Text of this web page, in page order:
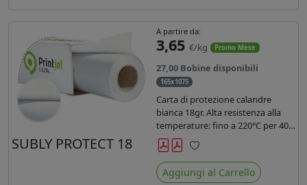
SUBLY PROTECT 18
A partire da:
3,65 €/kg Promo Mese
27,00 Bobine disponibili
165x1075
Carta di protezione calandre
bianca 18gr. Alta resistenza alla
temperature: fino a 220°C per 40
secondi. Lunghezza 1075 mtl,
peso kg 35, diam. 20cm.
Preferiti
Aggiungi al Carrello